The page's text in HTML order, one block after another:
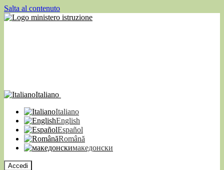
Salta al contenuto
Italiano
Italiano
English
Español
Română
македонски
Accedi